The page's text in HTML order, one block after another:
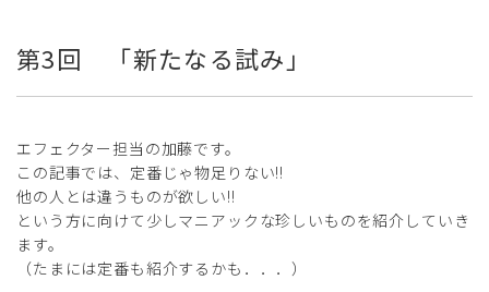
第3回 「新たなる試み」
エフェクター担当の加藤です。
この記事では、定番じゃ物足りない!!
他の人とは違うものが欲しい!!
という方に向けて少しマニアックな珍しいものを紹介していき
ます。
（たまには定番も紹介するかも．．．）